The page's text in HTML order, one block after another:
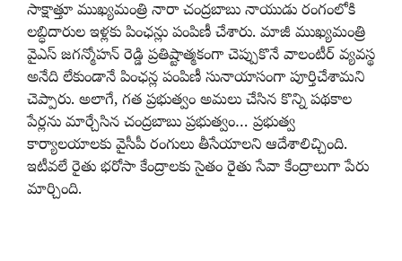
సాక్షాత్తూ ముఖ్యమంత్రి నారా చంద్రబాబు నాయుడు రంగంలోకి
లబ్ధిదారుల ఇళ్లకు పింఛన్లు పంపిణీ చేశారు. మాజీ ముఖ్యమంత్రి
వైఎస్‌ జగన్మోహన్‌ రెడ్డి ప్రతిష్టాత్మకంగా చెప్పుకొనే వాలంటీర్ వ్యవస్థ
అనేది లేకుండానే పింఛన్ల పంపిణీ సునాయాసంగా పూర్తిచేశామని
చెప్పారు. అలాగే, గత ప్రభుత్వం అమలు చేసిన కొన్ని పథకాల
పేర్లను మార్చేసిన చంద్రబాబు ప్రభుత్వం… ప్రభుత్వ
కార్యాలయాలకు వైసీపీ రంగులు తీసేయాలని ఆదేశాలిచ్చింది.
ఇటీవలే రైతు భరోసా కేంద్రాలకు సైతం రైతు సేవా కేంద్రాలుగా పేరు
మార్చింది.